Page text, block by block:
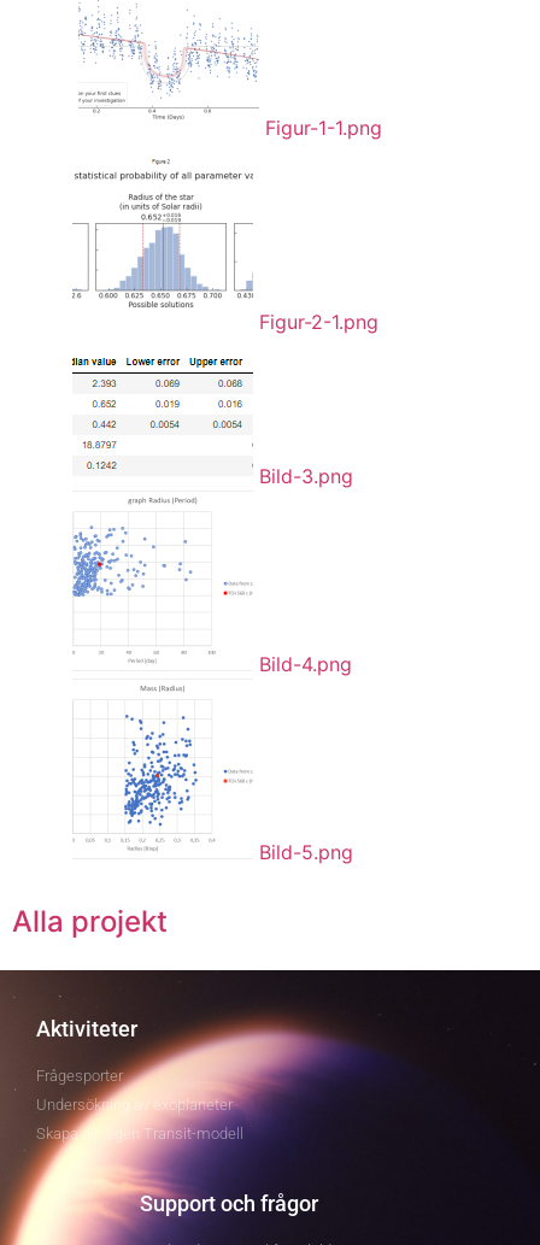
Figur-1-1.png
Figur-2-1.png
Bild-3.png
Bild-4.png
Bild-5.png
Alla projekt
Aktiviteter
Frågesporter
Undersökning av exoplaneter
Skapa din egen Transit-modell
Support och frågor